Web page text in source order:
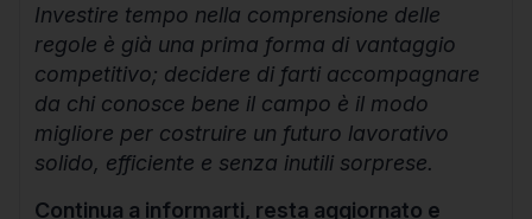
Investire tempo nella comprensione delle
regole è già una prima forma di vantaggio
competitivo; decidere di farti accompagnare
da chi conosce bene il campo è il modo
migliore per costruire un futuro lavorativo
solido, efficiente e senza inutili sorprese.
Continua a informarti, resta aggiornato e